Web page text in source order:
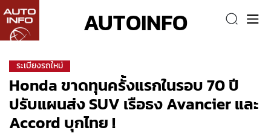
AUTOINFO
ระเบียงรถใหม่
Honda ขาดทุนครั้งแรกในรอบ 70 ปี
ปรับแผนส่ง SUV เรือธง Avancier และ
Accord บุกไทย !